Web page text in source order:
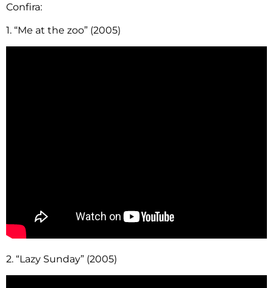
Confira:
1. “Me at the zoo” (2005)
2. “Lazy Sunday” (2005)